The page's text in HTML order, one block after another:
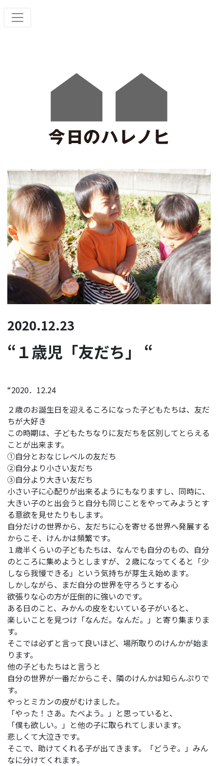
2020.12.23
“１歳児「友だち」 “
“2020．12.24
２歳のお誕生日を迎えるころになった子どもたちは、友だ
ちが大好き
この時期は、子どもたちなりに友だちを区別してとらえる
ことが出来ます。
①自分とおなじレベルの友だち
②自分より小さい友だち
③自分より大きい友だち
小さい子に心配りが出来るようにもなりますし、同時に、
大きい子のと出会うと自分も同じことをやってみようとす
る意欲を見せたりもします。
自分だけの世界から、友だちに心を寄せる世界へ発展する
からこそ、けんかは頻繁です。
１歳半くらいの子どもたちは、なんでも自分のもの、自分
のところに集めようとしますが、２歳になってくると「少
しなら我慢できる」という気持ちが芽生え始めます。
しかしながら、まだ自分の世界を守ろうとする心
欲張りな心の方が圧倒的に強いのです。
ある日のこと、みかんの皮をむいている子がいると、
楽しいことを見つけ「なんだ。なんだ。」と寄り集まりま
す。
そこでは必ずと言って良いほど、場所取りのけんかが始ま
ります。
他の子どもたちはと言うと
自分の世界が一番だからこそ、隣のけんかは知らんぷりで
す。
やっとミカンの皮がむけました。
「やった！さあ。たべよう。」と思っていると、
「僕も欲しい。」と他の子に取られてしまいます。
悲しくて大泣きです。
そこで、助けてくれる子が出てきます。「どうぞ。」みん
なに分けてくれます。